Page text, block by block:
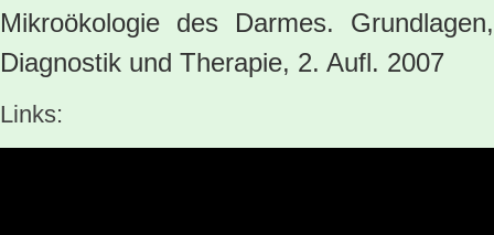
Mikroökologie des Darmes. Grundlagen,
Diagnostik und Therapie, 2. Aufl. 2007
Links: